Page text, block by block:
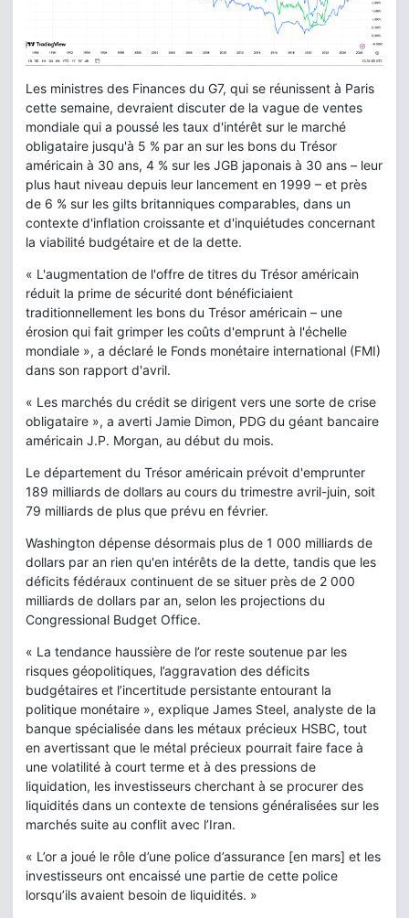
Les ministres des Finances du G7, qui se réunissent à Paris
cette semaine, devraient discuter de la vague de ventes
mondiale qui a poussé les taux d'intérêt sur le marché
obligataire jusqu'à 5 % par an sur les bons du Trésor
américain à 30 ans, 4 % sur les JGB japonais à 30 ans – leur
plus haut niveau depuis leur lancement en 1999 – et près
de 6 % sur les gilts britanniques comparables, dans un
contexte d'inflation croissante et d'inquiétudes concernant
la viabilité budgétaire et de la dette.
« L'augmentation de l'offre de titres du Trésor américain
réduit la prime de sécurité dont bénéficiaient
traditionnellement les bons du Trésor américain – une
érosion qui fait grimper les coûts d'emprunt à l'échelle
mondiale », a déclaré le Fonds monétaire international (FMI)
dans son rapport d'avril.
« Les marchés du crédit se dirigent vers une sorte de crise
obligataire », a averti Jamie Dimon, PDG du géant bancaire
américain J.P. Morgan, au début du mois.
Le département du Trésor américain prévoit d'emprunter
189 milliards de dollars au cours du trimestre avril-juin, soit
79 milliards de plus que prévu en février.
Washington dépense désormais plus de 1 000 milliards de
dollars par an rien qu'en intérêts de la dette, tandis que les
déficits fédéraux continuent de se situer près de 2 000
milliards de dollars par an, selon les projections du
Congressional Budget Office.
« La tendance haussière de l’or reste soutenue par les
risques géopolitiques, l’aggravation des déficits
budgétaires et l’incertitude persistante entourant la
politique monétaire », explique James Steel, analyste de la
banque spécialisée dans les métaux précieux HSBC, tout
en avertissant que le métal précieux pourrait faire face à
une volatilité à court terme et à des pressions de
liquidation, les investisseurs cherchant à se procurer des
liquidités dans un contexte de tensions généralisées sur les
marchés suite au conflit avec l’Iran.
« L’or a joué le rôle d’une police d’assurance [en mars] et les
investisseurs ont encaissé une partie de cette police
lorsqu’ils avaient besoin de liquidités. »